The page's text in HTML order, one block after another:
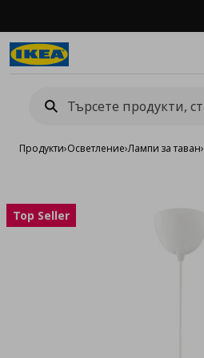
Продукти›Осветление›Лампи за таван›
Top Seller